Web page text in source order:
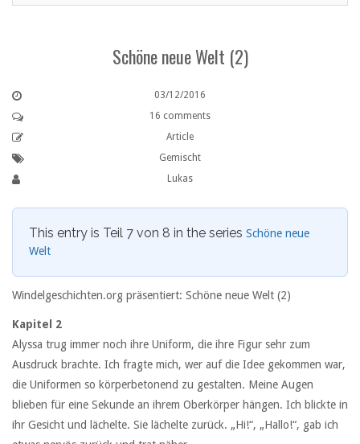
Schöne neue Welt (2)
03/12/2016
16 comments
Article
Gemischt
Lukas
This entry is Teil 7 von 8 in the series Schöne neue
Welt
Windelgeschichten.org präsentiert: Schöne neue Welt (2)
Kapitel 2
Alyssa trug immer noch ihre Uniform, die ihre Figur sehr zum
Ausdruck brachte. Ich fragte mich, wer auf die Idee gekommen war,
die Uniformen so körperbetonend zu gestalten. Meine Augen
blieben für eine Sekunde an ihrem Oberkörper hängen. Ich blickte in
ihr Gesicht und lächelte. Sie lächelte zurück. „Hi!“, „Hallo!“, gab ich